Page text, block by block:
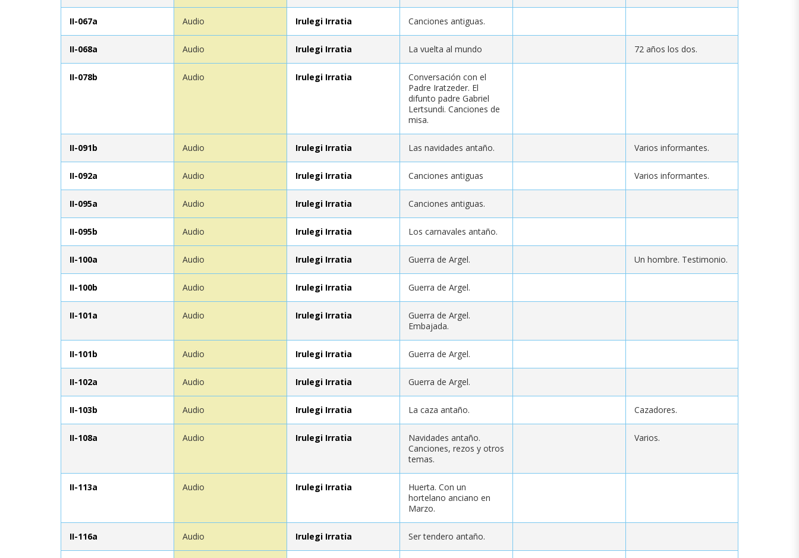
II-067a Audio Irulegi Irratia Canciones antiguas.
II-068a Audio Irulegi Irratia La vuelta al mundo 72 años los dos.
II-078b Audio Irulegi Irratia
Conversación con el
Padre Iratzeder. El
difunto padre Gabriel
Lertsundi. Canciones de
misa.
II-091b Audio Irulegi Irratia Las navidades antaño. Varios informantes.
II-092a Audio Irulegi Irratia Canciones antiguas Varios informantes.
II-095a Audio Irulegi Irratia Canciones antiguas.
II-095b Audio Irulegi Irratia Los carnavales antaño.
II-100a Audio Irulegi Irratia Guerra de Argel. Un hombre. Testimonio.
II-100b Audio Irulegi Irratia Guerra de Argel.
II-101a Audio Irulegi Irratia
Guerra de Argel.
Embajada.
II-101b Audio Irulegi Irratia Guerra de Argel.
II-102a Audio Irulegi Irratia Guerra de Argel.
II-103b Audio Irulegi Irratia La caza antaño. Cazadores.
II-108a Audio Irulegi Irratia
Navidades antaño.
Canciones, rezos y otros
temas.
Varios.
II-113a Audio Irulegi Irratia
Huerta. Con un
hortelano anciano en
Marzo.
II-116a Audio Irulegi Irratia Ser tendero antaño.